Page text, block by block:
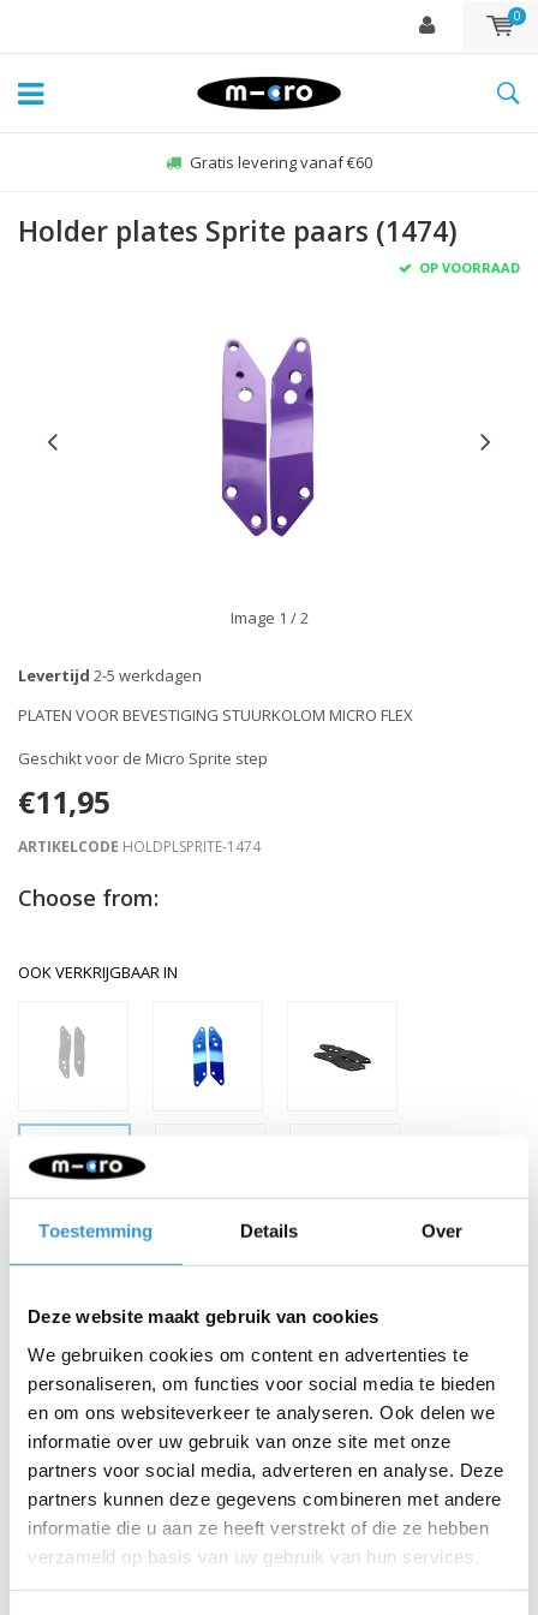
Toestemming Details Over
Deze website maakt gebruik van cookies
We gebruiken cookies om content en advertenties te
personaliseren, om functies voor social media te bieden
en om ons websiteverkeer te analyseren. Ook delen we
informatie over uw gebruik van onze site met onze
partners voor social media, adverteren en analyse. Deze
partners kunnen deze gegevens combineren met andere
informatie die u aan ze heeft verstrekt of die ze hebben
verzameld op basis van uw gebruik van hun services.
0
Gratis levering vanaf €60
Holder plates Sprite paars (1474)
OP VOORRAAD
Image 1 / 2
Levertijd 2-5 werkdagen
PLATEN VOOR BEVESTIGING STUURKOLOM MICRO FLEX
Geschikt voor de Micro Sprite step
€11,95
ARTIKELCODE HOLDPLSPRITE-1474
Choose from:
OOK VERKRIJGBAAR IN
+
Gratis verzending vanaf €60
Beschrijving